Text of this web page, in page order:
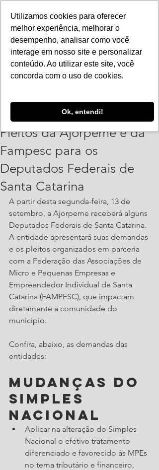
Utilizamos cookies para oferecer
melhor experiência, melhorar o
desempenho, analisar como você
interage em nosso site e personalizar
conteúdo. Ao utilizar este site, você
concorda com o uso de cookies.
Ok, entendi!
Pleitos da Ajorpeme e da
Fampesc para os
Deputados Federais de
Santa Catarina
A partir desta segunda-feira, 13 de
setembro, a Ajorpeme receberá alguns
Deputados Federais de Santa Catarina.
A entidade apresentará suas demandas
e os pleitos organizados em parceria
com a Federação das Associações de
Micro e Pequenas Empresas e
Empreendedor Individual de Santa
Catarina (FAMPESC), que impactam
diretamente a comunidade do
município.
Confira, abaixo, as demandas das
entidades:
Mudanças do
Simples
Nacional
Aplicar na alteração do Simples
Nacional o efetivo tratamento
diferenciado e favorecido às MPEs
no tema tributário e financeiro,